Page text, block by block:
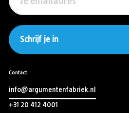
Schrijf je in
Contact
info@argumentenfabriek.nl
+31 20 412 4001